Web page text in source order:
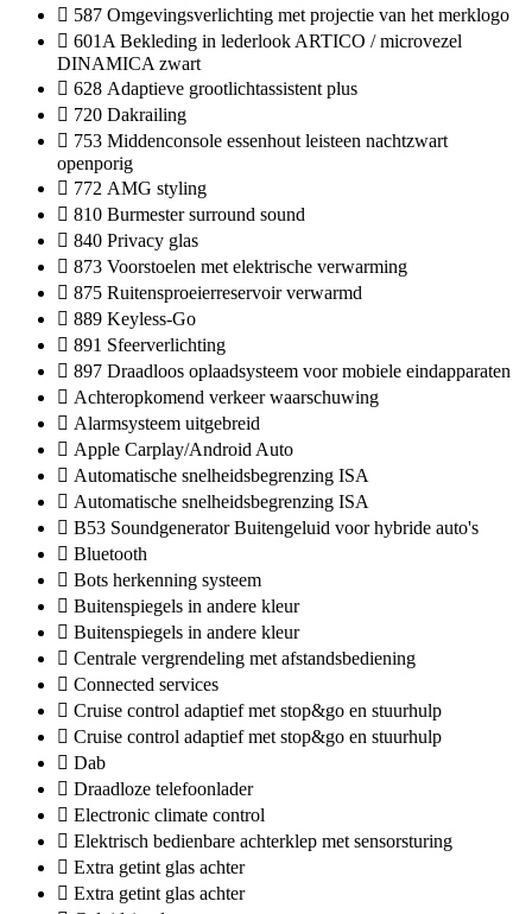
587 Omgevingsverlichting met projectie van het merklogo
601A Bekleding in lederlook ARTICO / microvezel
DINAMICA zwart
628 Adaptieve grootlichtassistent plus
720 Dakrailing
753 Middenconsole essenhout leisteen nachtzwart
openporig
772 AMG styling
810 Burmester surround sound
840 Privacy glas
873 Voorstoelen met elektrische verwarming
875 Ruitensproeierreservoir verwarmd
889 Keyless-Go
891 Sfeerverlichting
897 Draadloos oplaadsysteem voor mobiele eindapparaten
Achteropkomend verkeer waarschuwing
Alarmsysteem uitgebreid
Apple Carplay/Android Auto
Automatische snelheidsbegrenzing ISA
Automatische snelheidsbegrenzing ISA
B53 Soundgenerator Buitengeluid voor hybride auto's
Bluetooth
Bots herkenning systeem
Buitenspiegels in andere kleur
Buitenspiegels in andere kleur
Centrale vergrendeling met afstandsbediening
Connected services
Cruise control adaptief met stop&go en stuurhulp
Cruise control adaptief met stop&go en stuurhulp
Dab
Draadloze telefoonlader
Electronic climate control
Elektrisch bedienbare achterklep met sensorsturing
Extra getint glas achter
Extra getint glas achter